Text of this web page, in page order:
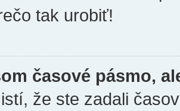
tak urobiť!
časové pásmo,
že ste zadali